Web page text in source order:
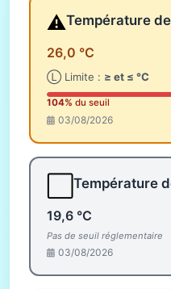
⚠️Température
26,0 °C
Ⓛ Limite : ≥ et ≤ °C
104% du seuil
03/08/2026
Température
19,6 °C
Pas de seuil réglementaire
03/08/2026